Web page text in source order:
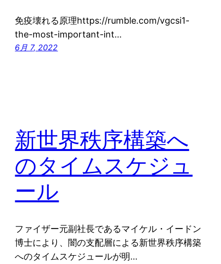
免疫壊れる原理https://rumble.com/vgcsi1-
the-most-important-int…
6月 7, 2022
新世界秩序構築へ
のタイムスケジュ
ール
ファイザー元副社長であるマイケル・イードン
博士により、闇の支配層による新世界秩序構築
へのタイムスケジュールが明…